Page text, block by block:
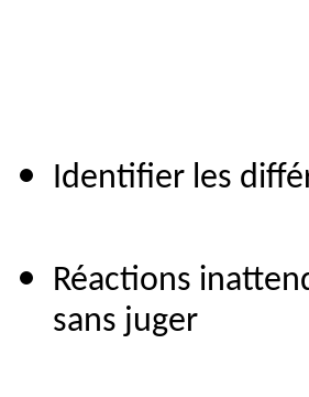
Identifier les
Réactions
sans juger